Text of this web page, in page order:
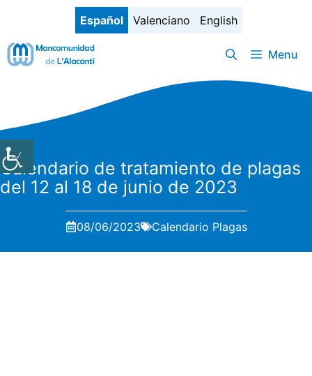
contenido
Español Valenciano English
Menu
Calendario de tratamiento de plagas
del 12 al 18 de junio de 2023
08/06/2023 Calendario Plagas